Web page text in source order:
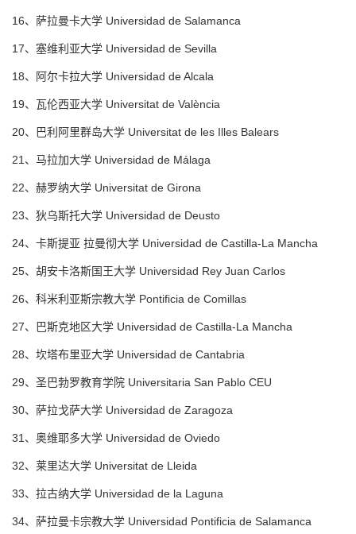
16、萨拉曼卡大学 Universidad de Salamanca
17、塞维利亚大学 Universidad de Sevilla
18、阿尔卡拉大学 Universidad de Alcala
19、瓦伦西亚大学 Universitat de València
20、巴利阿里群岛大学 Universitat de les Illes Balears
21、马拉加大学 Universidad de Málaga
22、赫罗纳大学 Universitat de Girona
23、狄乌斯托大学 Universidad de Deusto
24、卡斯提亚 拉曼彻大学 Universidad de Castilla-La Mancha
25、胡安卡洛斯国王大学 Universidad Rey Juan Carlos
26、科米利亚斯宗教大学 Pontificia de Comillas
27、巴斯克地区大学 Universidad de Castilla-La Mancha
28、坎塔布里亚大学 Universidad de Cantabria
29、圣巴勃罗教育学院 Universitaria San Pablo CEU
30、萨拉戈萨大学 Universidad de Zaragoza
31、奥维耶多大学 Universidad de Oviedo
32、莱里达大学 Universitat de Lleida
33、拉古纳大学 Universidad de la Laguna
34、萨拉曼卡宗教大学 Universidad Pontificia de Salamanca